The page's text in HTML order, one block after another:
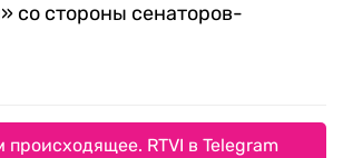
со стороны сенаторов-
происходящее. RTVI в Telegram